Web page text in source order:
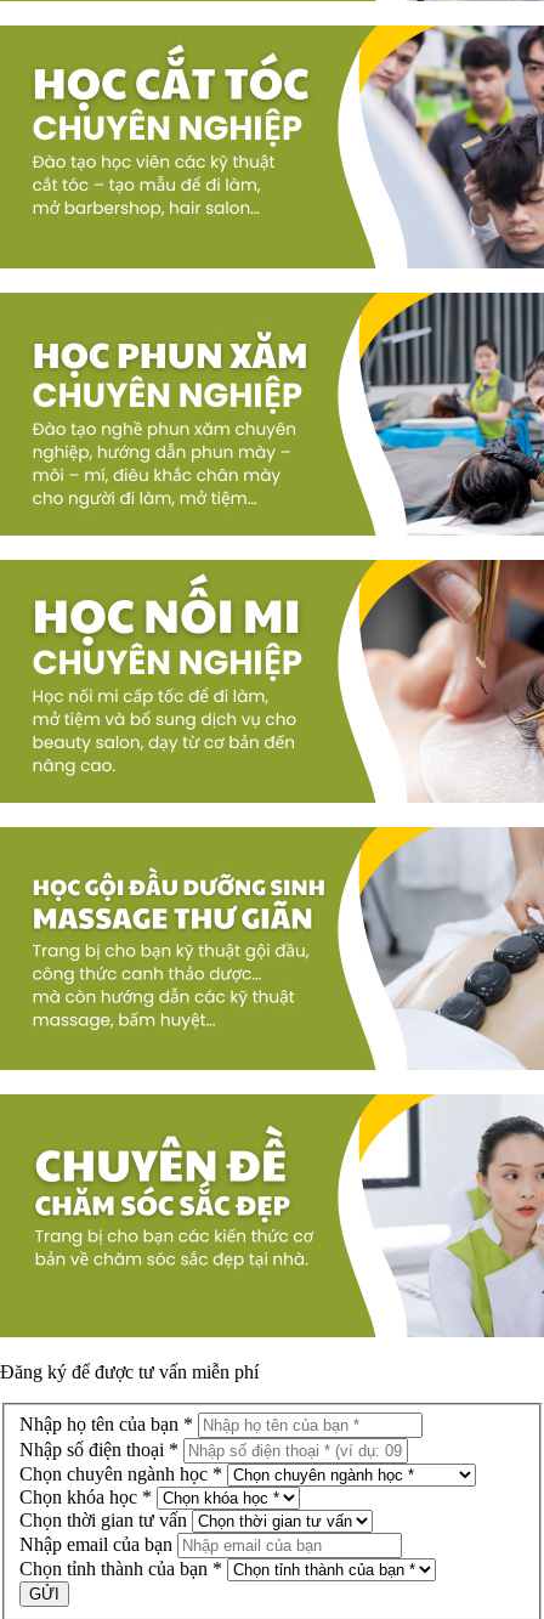
Đăng ký để được tư vấn miễn phí
Nhập họ tên của bạn *
Nhập số điện thoại *
Chọn chuyên ngành học *
Chọn khóa học *
Chọn thời gian tư vấn
Nhập email của bạn
Chọn tỉnh thành của bạn *